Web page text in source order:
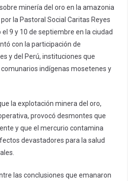
minería del oro en la amazonia
la Pastoral Social Caritas Reyes
el 9 y 10 de septiembre en la ciudad
con la participación de
y del Perú, instituciones que
indígenas mosetenes y
la explotación minera del oro,
provocó desmontes que
y que el mercurio contamina
devastadores para la salud
las conclusiones que emanaron